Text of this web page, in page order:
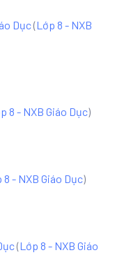
Dục(Lớp 8 - NXB
8 - NXB Giáo Dục)
8 - NXB Giáo Dục)
(Lớp 8 - NXB Giáo